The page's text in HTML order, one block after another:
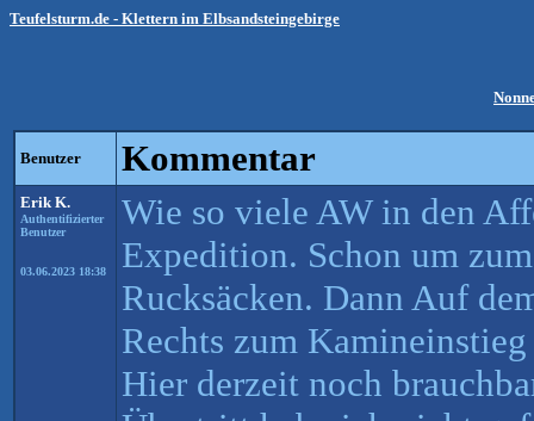
Teufelsturm.de - Klettern im Elbsandsteingebirge
Benutzer Kommentar
Erik K.
Authentifizierter
Benutzer
03.06.2023 18:38
Wie so viele AW in den
Expedition. Schon um
Rucksäcken. Dann Auf
Rechts zum
Hier derzeit noch